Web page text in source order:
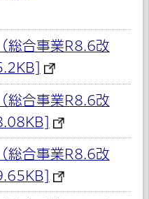
総合事業R8.6改
総合事業R8.6改
総合事業R8.6改